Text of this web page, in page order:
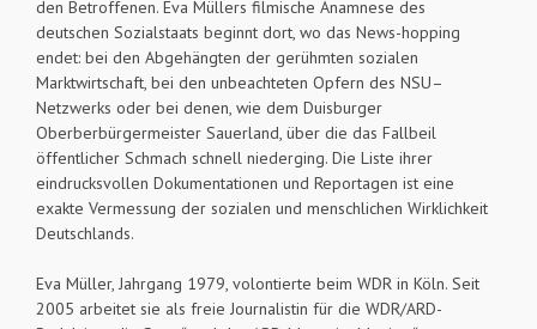
den Betroffenen. Eva Müllers filmische Anamnese des
deutschen Sozialstaats beginnt dort, wo das News-hopping
endet: bei den Abgehängten der gerühmten sozialen
Marktwirtschaft, bei den unbeachteten Opfern des NSU–
Netzwerks oder bei denen, wie dem Duisburger
Oberberbürgermeister Sauerland, über die das Fallbeil
öffentlicher Schmach schnell niederging. Die Liste ihrer
eindrucksvollen Dokumentationen und Reportagen ist eine
exakte Vermessung der sozialen und menschlichen Wirklichkeit
Deutschlands.
Eva Müller, Jahrgang 1979, volontierte beim WDR in Köln. Seit
2005 arbeitet sie als freie Journalistin für die WDR/ARD-